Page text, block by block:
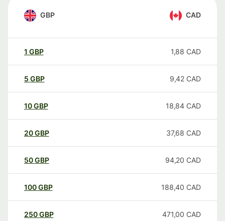
GBP CAD
1 GBP 1,88 CAD
5 GBP 9,42 CAD
10GBP 18,84 CAD
20GBP 37,68 CAD
50GBP 94,20 CAD
100GBP 188,40 CAD
250GBP 471,00 CAD